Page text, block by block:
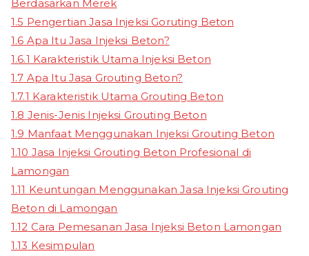
Berdasarkan Merek
1.5 Pengertian Jasa Injeksi Goruting Beton
1.6 Apa Itu Jasa Injeksi Beton?
1.6.1 Karakteristik Utama Injeksi Beton
1.7 Apa Itu Jasa Grouting Beton?
1.7.1 Karakteristik Utama Grouting Beton
1.8 Jenis-Jenis Injeksi Grouting Beton
1.9 Manfaat Menggunakan Injeksi Grouting Beton
1.10 Jasa Injeksi Grouting Beton Profesional di
Lamongan
1.11 Keuntungan Menggunakan Jasa Injeksi Grouting
Beton di Lamongan
1.12 Cara Pemesanan Jasa Injeksi Beton Lamongan
1.13 Kesimpulan